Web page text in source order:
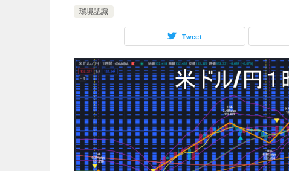
環境認識
Tweet